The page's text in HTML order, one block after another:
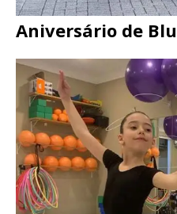
Aniversário de